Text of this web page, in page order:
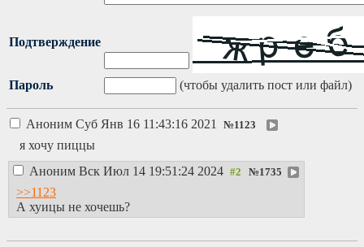
Подтверждение
Пароль (чтобы удалить пост или файл)
Аноним Суб Янв 16 11:43:16 2021 №1123
я хочу пиццы
Аноним Вск Июл 14 19:51:24 2024 №1735
>>1123
А хуицы не хочешь?